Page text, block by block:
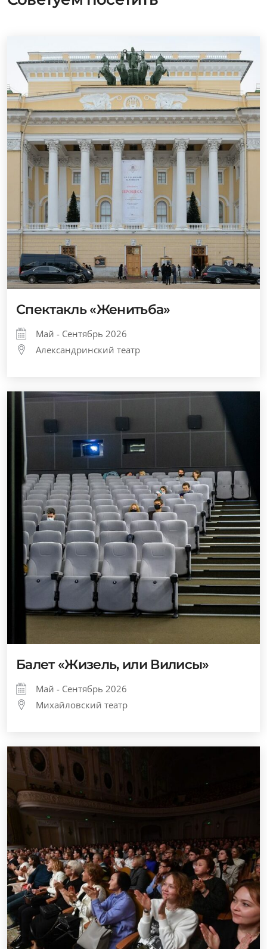
Спектакль «Женитьба»
Май - Сентябрь 2026
Александринский театр
Балет «Жизель, или Вилисы»
Май - Сентябрь 2026
Михайловский театр